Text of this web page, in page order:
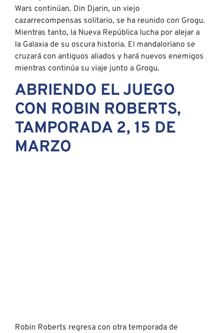
ABRIENDO EL JUEGO
CON ROBIN ROBERTS,
TAMPORADA 2, 15 DE
MARZO
gracia, la plenitud, la certeza y la comunidad. Las